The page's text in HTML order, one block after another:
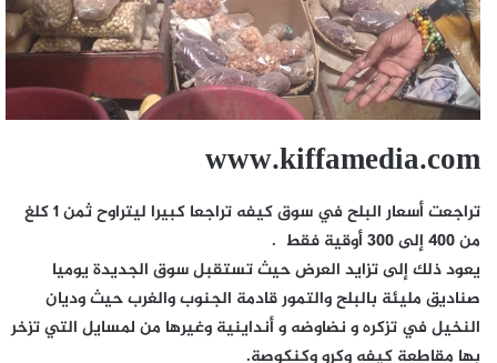
www.kiffamedia.com
تراجعت أسعار البلح في سوق كيفه تراجعا كبيرا ليتراوح ثمن 1 كلغ
من 400 إلى 300 أوقية فقط .
يعود ذلك إلى تزايد العرض حيث تستقبل سوق الجديدة يوميا
صناديق مليئة بالبلح والتمور قادمة الجنوب والغرب حيث وديان
النخيل في تزكره و نضاوضه و أنداينية وغيرها من لمسايل التي تزخر
بها مقاطعة كيفه وكرو وكنكوصة.